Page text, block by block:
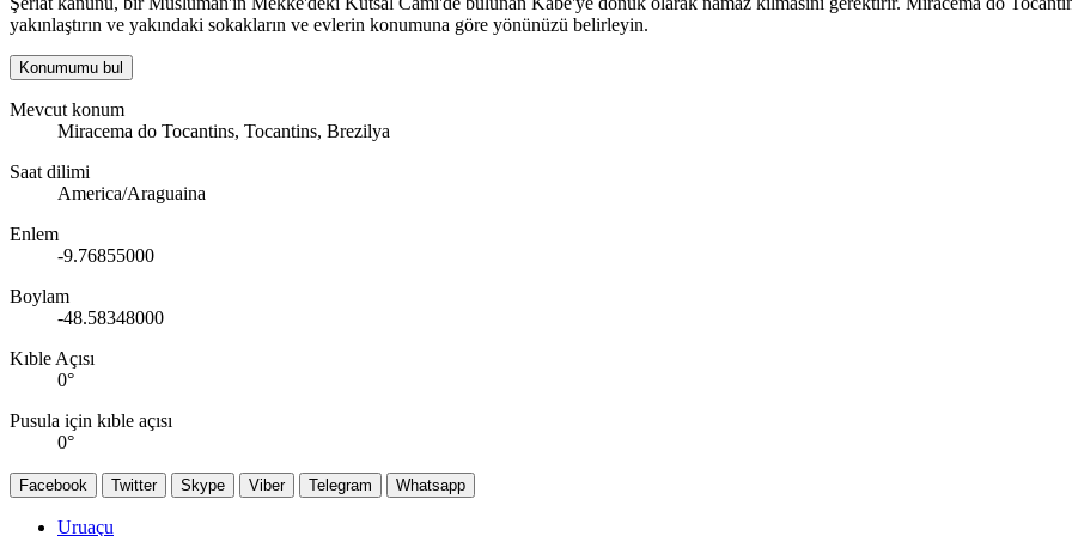
yakınlaştırın ve yakındaki sokakların ve evlerin konumuna göre yönünüzü belirleyin.
Konumumu bul
Mevcut konum
Miracema do Tocantins, Tocantins, Brezilya
Saat dilimi
America/Araguaina
Enlem
-9.76855000
Boylam
-48.58348000
Kıble Açısı
0°
Pusula için kıble açısı
0°
Facebook Twitter Skype Viber Telegram Whatsapp
Uruaçu